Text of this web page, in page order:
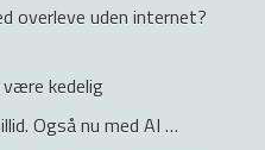
overleve uden internet?
kedelig
Også nu med AI …